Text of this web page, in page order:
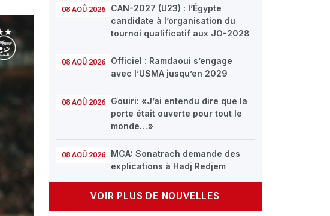
08 AOÛ 2026
CAN-2027 (U23) : l’Égypte
candidate à l’organisation du
tournoi qualificatif aux JO-2028
08 AOÛ 2026
Officiel : Ramdaoui s’engage
avec l’USMA jusqu’en 2029
08 AOÛ 2026
Gouiri: «J’ai entendu dire que la
porte était ouverte pour tout le
monde…»
08 AOÛ 2026
MCA: Sonatrach demande des
explications à Hadj Redjem
VOIR PLUS DE NOUVELLES